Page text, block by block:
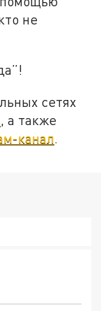
не
сетях
, а также
канал